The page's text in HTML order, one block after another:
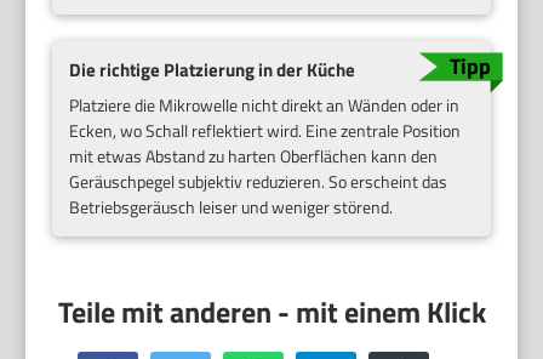
Die richtige Platzierung in der Küche
Platziere die Mikrowelle nicht direkt an Wänden oder in
Ecken, wo Schall reflektiert wird. Eine zentrale Position
mit etwas Abstand zu harten Oberflächen kann den
Geräuschpegel subjektiv reduzieren. So erscheint das
Betriebsgeräusch leiser und weniger störend.